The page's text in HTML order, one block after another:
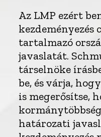
Az LMP ezért
kezdeményezés
tartalmazó
javaslatát.
társelnöke
be, és várja,
is megerősítse,
határozati